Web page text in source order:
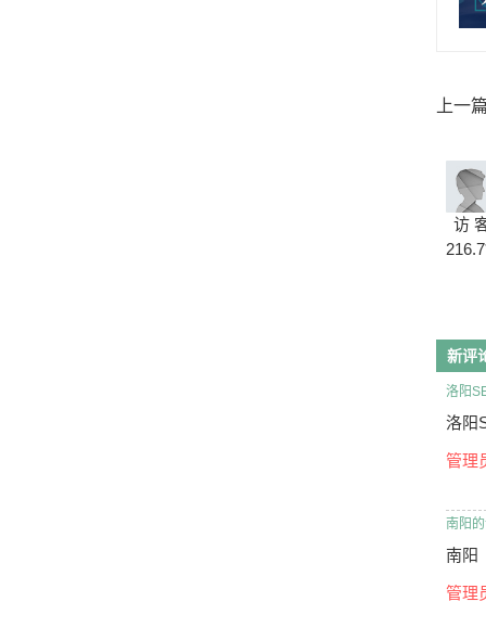
上一
访
新评
洛阳
洛阳
管理
南阳
南阳
管理